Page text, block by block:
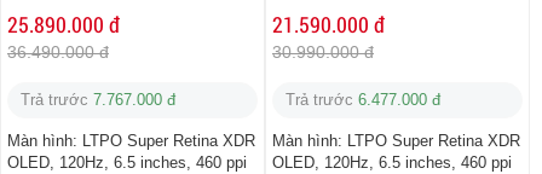
25.890.000 đ
36.490.000 đ
Trả trước 7.767.000 đ
Màn hình: LTPO Super Retina XDR
OLED, 120Hz, 6.5 inches, 460 ppi
21.590.000 đ
30.990.000 đ
Trả trước 6.477.000 đ
Màn hình: LTPO Super Retina XDR
OLED, 120Hz, 6.5 inches, 460 ppi